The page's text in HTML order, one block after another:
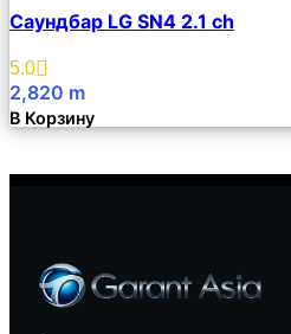
Описание
Избранное
Саундбар LG SN4 2.1 ch
5.0
2,820 m
В Корзину